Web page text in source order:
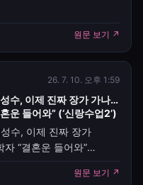
개인 인스타그램에 말로
없는 사랑(Love beyond
은 글과 함께 장남
.유소연과 남편 정
articles/
중’ 무대
원문 보기 ↗
26. 7. 10. 오후 1:59
수, 이제 진짜 장가 가나…
운 들어와” (‘신랑수업2’)
수, 이제 진짜 장가
“결혼운 들어와”
— [TV리포트=양원모
들떴다. 10일 밤 채널A
원문 보기 ↗